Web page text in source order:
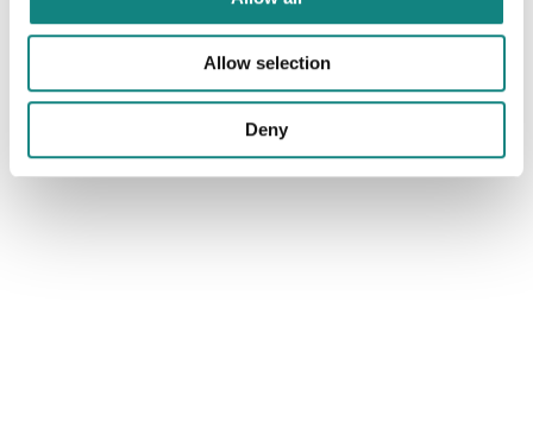
Allow selection
Deny
October 2, 2025